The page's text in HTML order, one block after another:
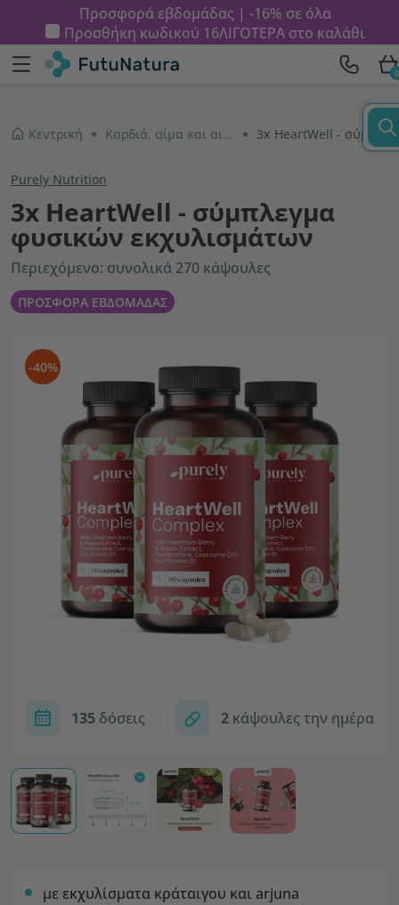
Προσφορά εβδομάδας | -16% σε όλα
Προσθήκη κωδικού 16ΛΙΓΟΤΕΡΑστο καλάθι
0
Κεντρική Καρδιά, αίμα και αιμοφόρα αγγεία 3x HeartWell - σύμπλεγμα φυσικών εκχυλισμάτων
Purely Nutrition
3x HeartWell - σύμπλεγμα
φυσικών εκχυλισμάτων
Περιεχόμενο: συνολικά 270 κάψουλες
ΠΡΟΣΦΟΡΑ ΕΒΔΟΜΑΔΑΣ
-40%
135 δόσεις 2 κάψουλες την ημέρα
με εκχυλίσματα κράταιγου και arjuna